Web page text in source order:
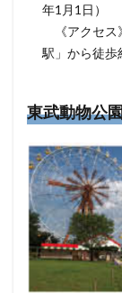
年1月1日）
《アクセス
駅」から徒歩
東武動物公